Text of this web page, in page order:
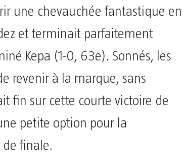
une chevauchée fantastique en
et terminait parfaitement
Kepa (1-0, 63e). Sonnés, les
revenir à la marque, sans
fin sur cette courte victoire de
petite option pour la
finale.